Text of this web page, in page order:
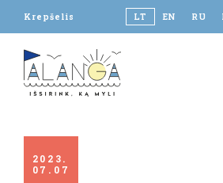
Krepšelis LT EN RU
2023
07
07